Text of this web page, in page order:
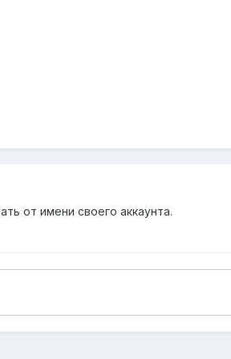
от имени своего аккаунта.